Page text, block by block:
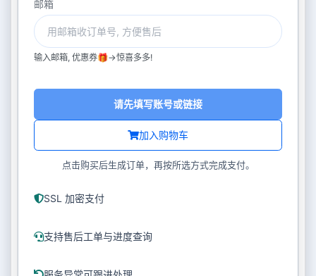
邮箱
输入邮箱, 优惠券🎁->惊喜多多!
加入购物车
请先填写账号或链接
点击购买后生成订单，再按所选方式完成支付。
SSL 加密支付
支持售后工单与进度查询